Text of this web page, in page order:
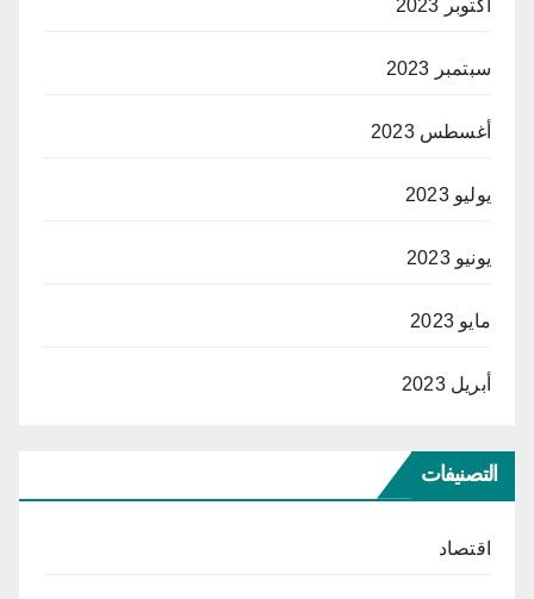
أكتوبر 2023
سبتمبر 2023
أغسطس 2023
يوليو 2023
يونيو 2023
مايو 2023
أبريل 2023
التصنيفات
اقتصاد